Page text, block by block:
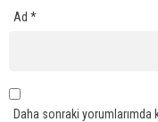
Ad *
Daha sonraki yorumlarımda